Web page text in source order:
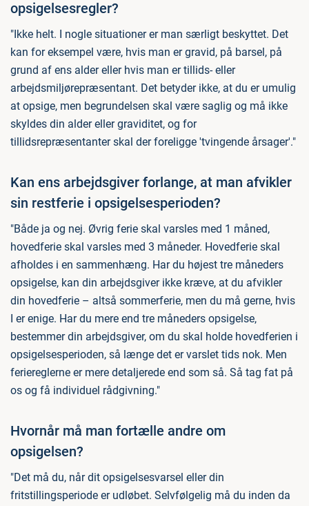
opsigelsesregler?
"Ikke helt. I nogle situationer er man særligt beskyttet. Det
kan for eksempel være, hvis man er gravid, på barsel, på
grund af ens alder eller hvis man er tillids- eller
arbejdsmiljørepræsentant. Det betyder ikke, at du er umulig
at opsige, men begrundelsen skal være saglig og må ikke
skyldes din alder eller graviditet, og for
tillidsrepræsentanter skal der foreligge 'tvingende årsager'."
Kan ens arbejdsgiver forlange, at man afvikler
sin restferie i opsigelsesperioden?
"Både ja og nej. Øvrig ferie skal varsles med 1 måned,
hovedferie skal varsles med 3 måneder. Hovedferie skal
afholdes i en sammenhæng. Har du højest tre måneders
opsigelse, kan din arbejdsgiver ikke kræve, at du afvikler
din hovedferie – altså sommerferie, men du må gerne, hvis
I er enige. Har du mere end tre måneders opsigelse,
bestemmer din arbejdsgiver, om du skal holde hovedferien i
opsigelsesperioden, så længe det er varslet tids nok. Men
feriereglerne er mere detaljerede end som så. Så tag fat på
os og få individuel rådgivning."
Hvornår må man fortælle andre om
opsigelsen?
"Det må du, når dit opsigelsesvarsel eller din
fritstillingsperiode er udløbet. Selvfølgelig må du inden da